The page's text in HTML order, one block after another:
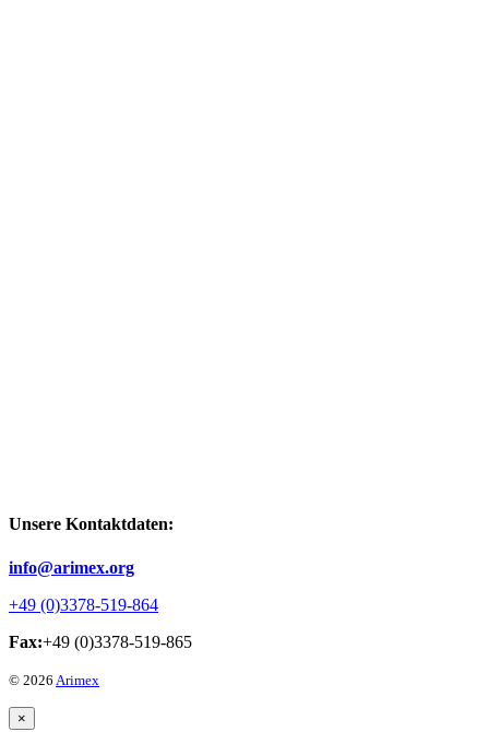
Unsere Kontaktdaten:
info@arimex.org
+49 (0)3378-519-864
Fax:+49 (0)3378-519-865
© 2026 Arimex
×